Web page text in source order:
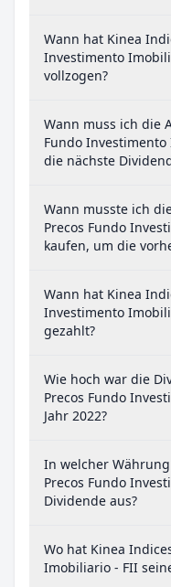
Wann hat Kinea
Investimento
vollzogen?
Wann muss ich die
Fundo
die nächste
Wann musste ich
Precos Fundo
kaufen, um die
Wann hat Kinea
Investimento
gezahlt?
Wie hoch war die
Precos Fundo
Jahr 2022?
In welcher
Precos Fundo
Dividende aus?
Wo hat Kinea
Imobiliario - FII